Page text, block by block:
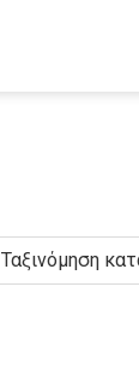
Ταξινόμηση